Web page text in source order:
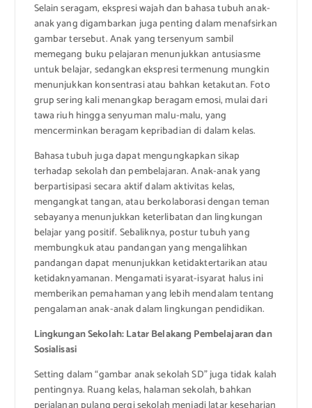
Selain seragam, ekspresi wajah dan bahasa tubuh anak-
anak yang digambarkan juga penting dalam menafsirkan
gambar tersebut. Anak yang tersenyum sambil
memegang buku pelajaran menunjukkan antusiasme
untuk belajar, sedangkan ekspresi termenung mungkin
menunjukkan konsentrasi atau bahkan ketakutan. Foto
grup sering kali menangkap beragam emosi, mulai dari
tawa riuh hingga senyuman malu-malu, yang
mencerminkan beragam kepribadian di dalam kelas.
Bahasa tubuh juga dapat mengungkapkan sikap
terhadap sekolah dan pembelajaran. Anak-anak yang
berpartisipasi secara aktif dalam aktivitas kelas,
mengangkat tangan, atau berkolaborasi dengan teman
sebayanya menunjukkan keterlibatan dan lingkungan
belajar yang positif. Sebaliknya, postur tubuh yang
membungkuk atau pandangan yang mengalihkan
pandangan dapat menunjukkan ketidaktertarikan atau
ketidaknyamanan. Mengamati isyarat-isyarat halus ini
memberikan pemahaman yang lebih mendalam tentang
pengalaman anak-anak dalam lingkungan pendidikan.
Lingkungan Sekolah: Latar Belakang Pembelajaran dan
Sosialisasi
Setting dalam “gambar anak sekolah SD” juga tidak kalah
pentingnya. Ruang kelas, halaman sekolah, bahkan